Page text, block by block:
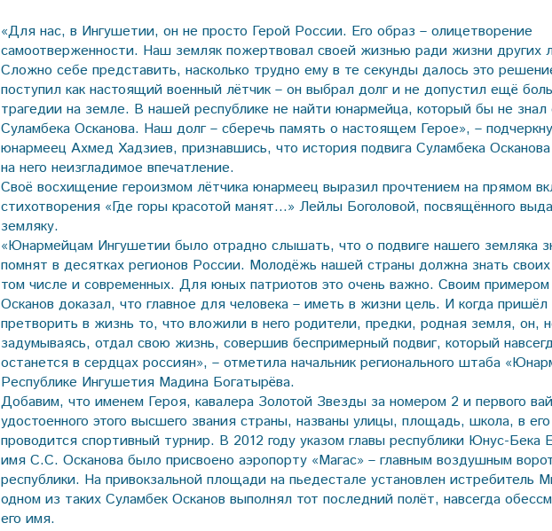
«Для нас, в Ингушетии, он не просто Герой России. Его образ – олицетворение
самоотверженности. Наш земляк пожертвовал своей жизнью ради жизни других
Сложно себе представить, насколько трудно ему в те секунды далось это
поступил как настоящий военный лётчик – он выбрал долг и не допустил ещё
трагедии на земле. В нашей республике не найти юнармейца, который бы не знал
Суламбека Осканова. Наш долг – сберечь память о настоящем Герое», –
юнармеец Ахмед Хадзиев, признавшись, что история подвига Суламбека
на него неизгладимое впечатление.
Своё восхищение героизмом лётчика юнармеец выразил прочтением на прямом
стихотворения «Где горы красотой манят…» Лейлы Боголовой, посвящённого
земляку.
«Юнармейцам Ингушетии было отрадно слышать, что о подвиге нашего земляка
помнят в десятках регионов России. Молодёжь нашей страны должна знать
том числе и современных. Для юных патриотов это очень важно. Своим
Осканов доказал, что главное для человека – иметь в жизни цель. И когда пришёл
претворить в жизнь то, что вложили в него родители, предки, родная земля, он,
задумываясь, отдал свою жизнь, совершив беспримерный подвиг, который
останется в сердцах россиян», – отметила начальник регионального штаба
Республике Ингушетия Мадина Богатырёва.
Добавим, что именем Героя, кавалера Золотой Звезды за номером 2 и первого
удостоенного этого высшего звания страны, названы улицы, площадь, школа, в
проводится спортивный турнир. В 2012 году указом главы республики Юнус-Бека
имя С.С. Осканова было присвоено аэропорту «Магас» – главным воздушным
республики. На привокзальной площади на пьедестале установлен истребитель
одном из таких Суламбек Осканов выполнял тот последний полёт, навсегда
его имя.